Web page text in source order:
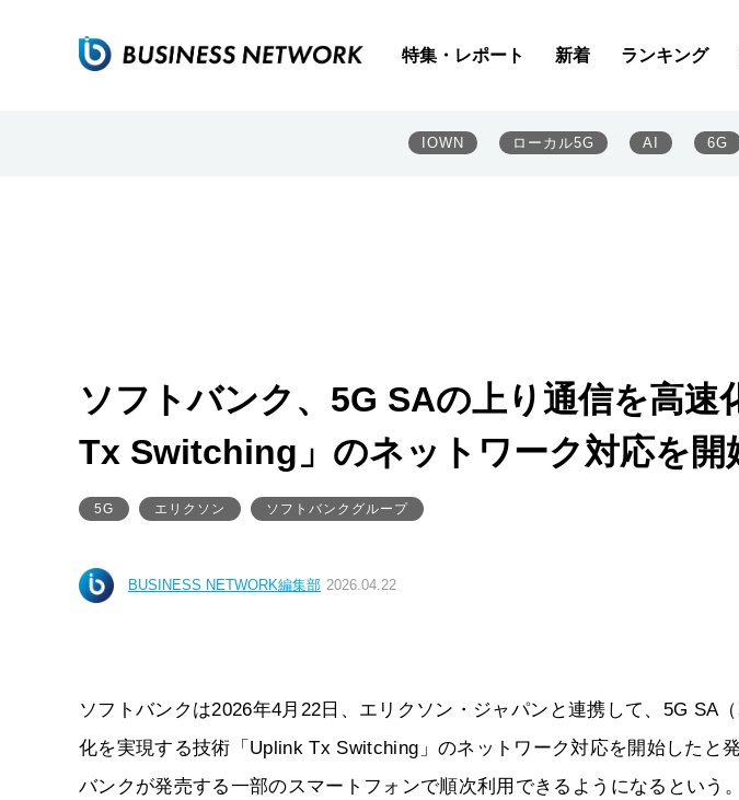
特集・レポート 新着 ランキング
IOWN ローカル5G AI 6G
ソフトバンク、5G SAの上り通信を高速
Tx Switching」のネットワーク対応を開
5G エリクソン ソフトバンクグループ
BUSINESS NETWORK編集部 2026.04.22
ソフトバンクは2026年4月22日、エリクソン・ジャパンと連携して、5G SA
化を実現する技術「Uplink Tx Switching」のネットワーク対応を開始したと
バンクが発売する一部のスマートフォンで順次利用できるようになるという。